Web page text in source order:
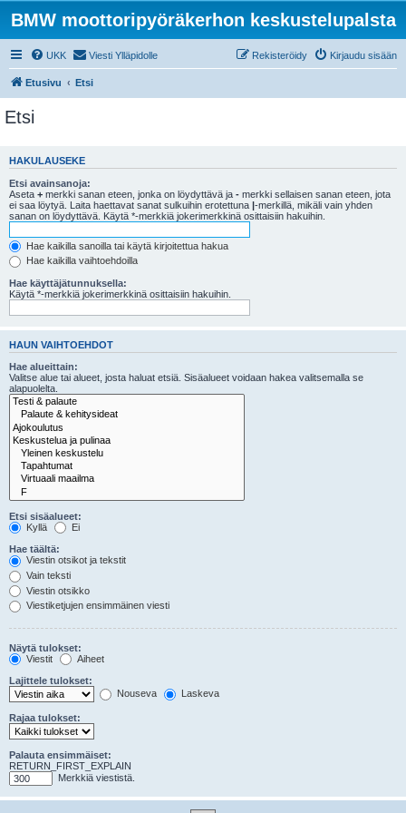
BMW moottoripyöräkerhon keskustelupalsta
UKK Viesti Ylläpidolle Kirjaudu sisään
Rekisteröidy
Etusivu Etsi
Etsi
HAKULAUSEKE
Etsi avainsanoja:
Aseta + merkki sanan eteen, jonka on löydyttävä ja - merkki sellaisen sanan eteen, jota
ei saa löytyä. Laita haettavat sanat sulkuihin erotettuna |-merkillä, mikäli vain yhden
sanan on löydyttävä. Käytä *-merkkiä jokerimerkkinä osittaisiin hakuihin.
Hae kaikilla sanoilla tai käytä kirjoitettua hakua
Hae kaikilla vaihtoehdoilla
Hae käyttäjätunnuksella:
Käytä *-merkkiä jokerimerkkinä osittaisiin hakuihin.
HAUN VAIHTOEHDOT
Hae alueittain:
Valitse alue tai alueet, josta haluat etsiä. Sisäalueet voidaan hakea valitsemalla se
alapuolelta.
Etsi sisäalueet:
Kyllä
Ei
Hae täältä:
Viestin otsikot ja tekstit
Vain teksti
Viestin otsikko
Viestiketjujen ensimmäinen viesti
Näytä tulokset:
Viestit
Aiheet
Lajittele tulokset:
Nouseva
Laskeva
Rajaa tulokset:
Palauta ensimmäiset:
RETURN_FIRST_EXPLAIN
Merkkiä viestistä.